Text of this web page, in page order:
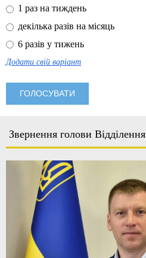
1 раз на тиждень
декілька разів на місяць
6 разів у тижень
Додати свій варіант
Звернення голови Відділення